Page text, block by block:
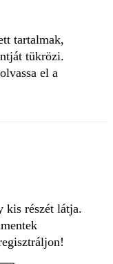
tartalmak,
tükrözi.
el a
kis részét látja.